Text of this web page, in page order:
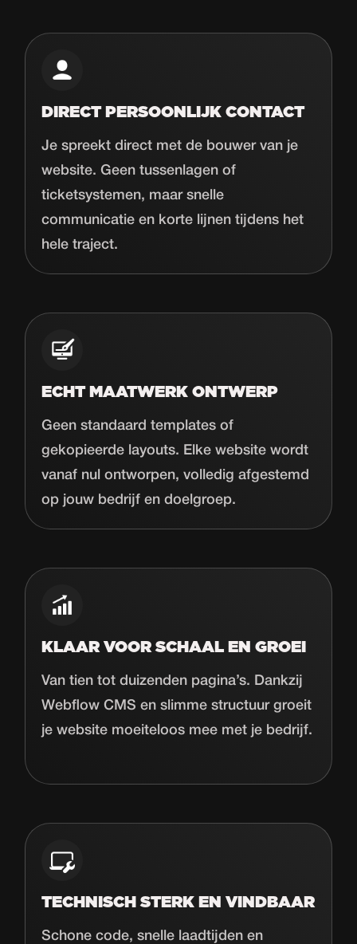
DIRECT PERSOONLIJK CONTACT
Je spreekt direct met de bouwer van je
website. Geen tussenlagen of
ticketsystemen, maar snelle
communicatie en korte lijnen tijdens het
hele traject.
ECHT MAATWERK ONTWERP
Geen standaard templates of
gekopieerde layouts. Elke website wordt
vanaf nul ontworpen, volledig afgestemd
op jouw bedrijf en doelgroep.
KLAAR VOOR SCHAAL EN GROEI
Van tien tot duizenden pagina’s. Dankzij
Webflow CMS en slimme structuur groeit
je website moeiteloos mee met je bedrijf.
TECHNISCH STERK EN VINDBAAR
Schone code, snelle laadtijden en